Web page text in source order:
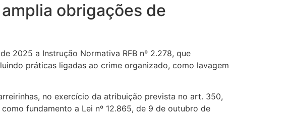
obrigações de
2025 a Instrução Normativa RFB nº 2.278, que
práticas ligadas ao crime organizado, como lavagem
no exercício da atribuição prevista no art. 350,
fundamento a Lei nº 12.865, de 9 de outubro de